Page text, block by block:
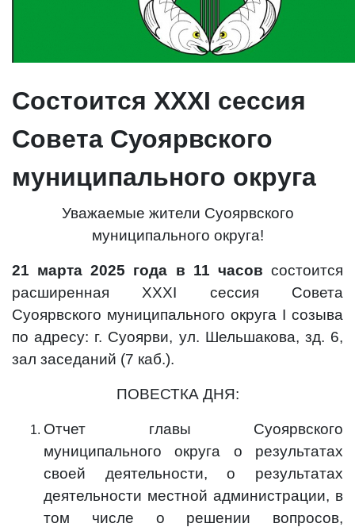
Состоится ХХХI сессия
Совета Суоярвского
муниципального округа
Уважаемые жители Суоярвского
муниципального округа!
21 марта 2025 года в 11 часов состоится
расширенная ХХХI сессия Совета
Суоярвского муниципального округа I созыва
по адресу: г. Суоярви, ул. Шельшакова, зд. 6,
зал заседаний (7 каб.).
ПОВЕСТКА ДНЯ:
Отчет главы Суоярвского
муниципального округа о результатах
своей деятельности, о результатах
деятельности местной администрации, в
том числе о решении вопросов,